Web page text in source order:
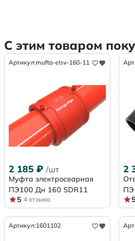
С этим товаром
Артикул:mufta-elsv-160-11
2 185 ₽ /шт
Муфта электросварная
ПЭ100 Дн 160 SDR11
5 4 отзыва
2
5
Артикул:1601102